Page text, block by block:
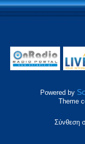
Powered by
Theme
Σύνθεση